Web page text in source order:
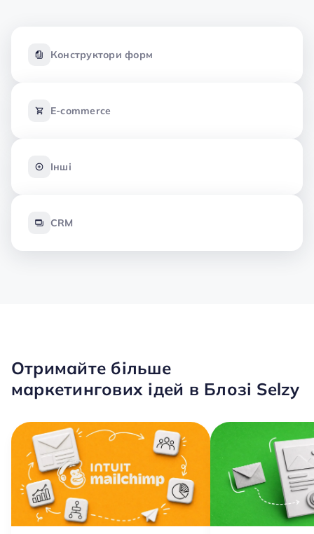
Конструктори форм
E-commerce
Інші
CRM
Отримайте більше
маркетингових ідей в Блозі Selzy